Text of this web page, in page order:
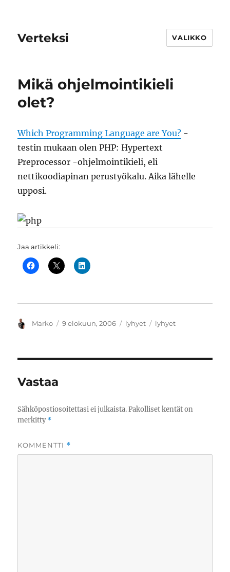
Verteksi VALIKKO
Mikä ohjelmointikieli
olet?
Which Programming Language are You? -
testin mukaan olen PHP: Hypertext
Preprocessor -ohjelmointikieli, eli
nettikoodiapinan perustyökalu. Aika lähelle
upposi.
Jaa artikkeli:
Kirjoittaja
Marko Julkaistu
9 elokuun, 2006 Kategoriat
lyhyet Avainsanat
lyhyet
Vastaa
Sähköpostiosoitettasi ei julkaista. Pakolliset kentät on
merkitty*
KOMMENTTI *